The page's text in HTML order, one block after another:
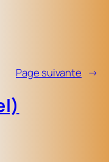
Page suivante →